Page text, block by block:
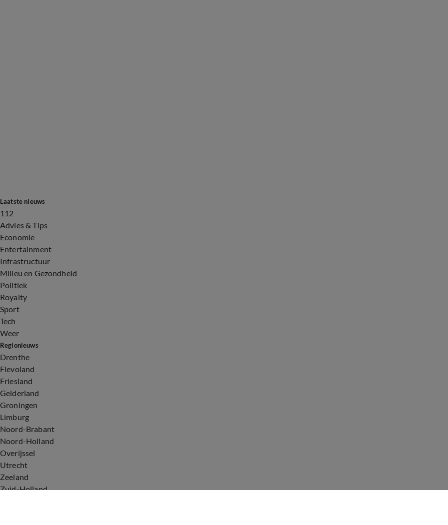
Laatste nieuws
112
Advies & Tips
Economie
Entertainment
Infrastructuur
Milieu en Gezondheid
Politiek
Royalty
Sport
Tech
Weer
Regionieuws
Drenthe
Flevoland
Friesland
Gelderland
Groningen
Limburg
Noord-Brabant
Noord-Holland
Overijssel
Utrecht
Zeeland
Zuid-Holland